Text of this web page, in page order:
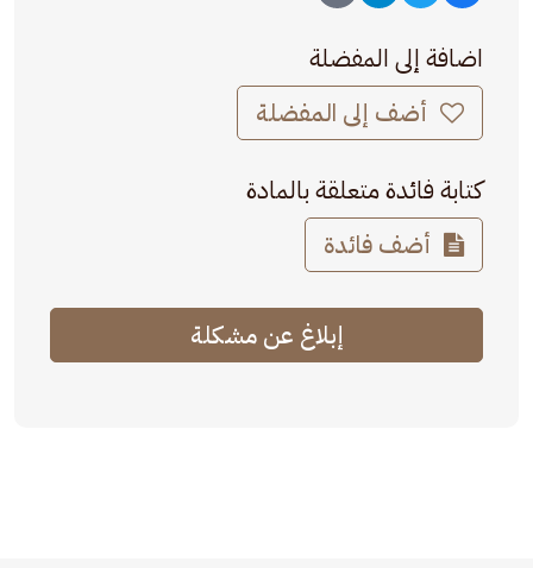
اضافة إلى المفضلة
أضف إلى المفضلة
كتابة فائدة متعلقة بالمادة
أضف فائدة
إبلاغ عن مشكلة